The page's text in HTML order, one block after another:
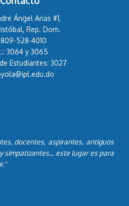
Ángel Arias #1,
Rep. Dom.
528-4010
3064 y 3065
Estudiantes: 3027
docentes, aspirantes, antiguos
simpatizantes... este lugar es para